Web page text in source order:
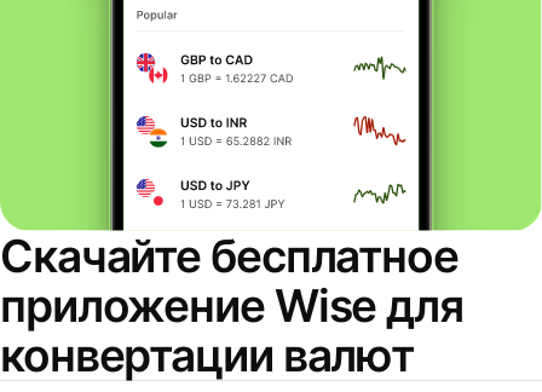
Скачайте бесплатное
приложение Wise для
конвертации валют